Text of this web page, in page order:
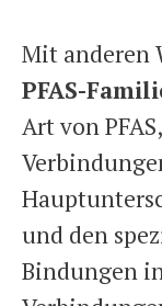
Mit anderen
PFAS-
Art von
und den
Bindungen